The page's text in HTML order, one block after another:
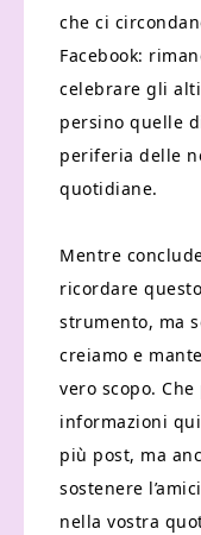
che ci
Facebook:
celebrare gli
persino quelle
periferia delle
quotidiane.
Mentre
ricordare
strumento, ma
creiamo e
vero scopo.
informazioni
più post, ma
sostenere
nella vostra